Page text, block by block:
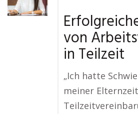
von
in Teilzeit
„Ich hatte
meiner